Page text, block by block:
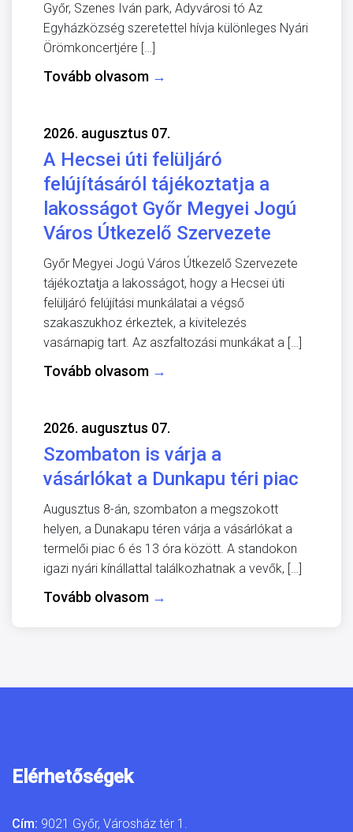
Győr, Szenes Iván park, Adyvárosi tó Az
Egyházközség szeretettel hívja különleges Nyári
Örömkoncertjére […]
Tovább olvasom →
2026. augusztus 07.
A Hecsei úti felüljáró
felújításáról tájékoztatja a
lakosságot Győr Megyei Jogú
Város Útkezelő Szervezete
Győr Megyei Jogú Város Útkezelő Szervezete
tájékoztatja a lakosságot, hogy a Hecsei úti
felüljáró felújítási munkálatai a végső
szakaszukhoz érkeztek, a kivitelezés
vasárnapig tart. Az aszfaltozási munkákat a […]
Tovább olvasom →
2026. augusztus 07.
Szombaton is várja a
vásárlókat a Dunkapu téri piac
Augusztus 8-án, szombaton a megszokott
helyen, a Dunakapu téren várja a vásárlókat a
termelői piac 6 és 13 óra között. A standokon
igazi nyári kínállattal találkozhatnak a vevők, […]
Tovább olvasom →
Elérhetőségek
Cím: 9021 Győr, Városház tér 1.